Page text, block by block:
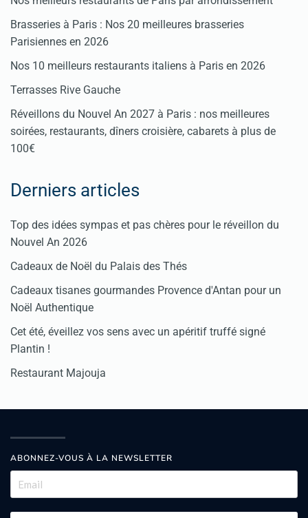
Brasseries à Paris : Nos 20 meilleures brasseries
Parisiennes en 2026
Nos 10 meilleurs restaurants italiens à Paris en 2026
Terrasses Rive Gauche
Réveillons du Nouvel An 2027 à Paris : nos meilleures
soirées, restaurants, dîners croisière, cabarets à plus de
100€
Derniers articles
Top des idées sympas et pas chères pour le réveillon du
Nouvel An 2026
Cadeaux de Noël du Palais des Thés
Cadeaux tisanes gourmandes Provence d'Antan pour un
Noël Authentique
Cet été, éveillez vos sens avec un apéritif truffé signé
Plantin !
Restaurant Majouja
ABONNEZ-VOUS À LA NEWSLETTER